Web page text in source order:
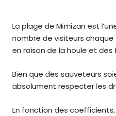
La plage de Mimizan est
nombre de visiteurs chaque
en raison de la houle et des
Bien que des sauveteurs
absolument respecter les
En fonction des